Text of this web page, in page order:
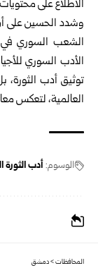
الاطلاع على
وشدد الحسين على
الشعب السوري في
الأدب السوري
توثيق أدب الثورة،
العالمية، لتعكس
الوسوم:أدب الثورة
المحافظات>دمشق